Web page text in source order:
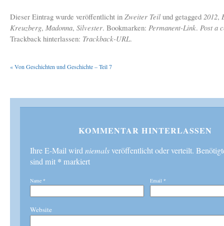
Dieser Eintrag wurde veröffentlicht in Zweiter Teil und getagged 2012,
Kreuzberg, Madonna, Silvester. Bookmarken: Permanent-Link. Post a
Trackback hinterlassen: Trackback-URL.
«Von Geschichten und Geschichte – Teil 7
KOMMENTAR HINTERLASSEN
Ihre E-Mail wirdniemalsveröffentlicht oder verteilt.
sind mit * markiert
Name * Email *
Website